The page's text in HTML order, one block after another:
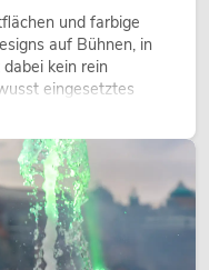
und farbige
auf Bühnen, in
kein rein
eingesetztes
gibt Szenen